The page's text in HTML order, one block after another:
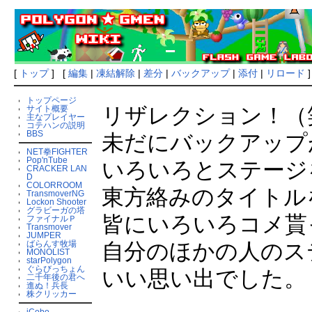
[ トップ] [ 編集| 凍結解除 | 差分| バックアップ| 添付| リロード
トップページ
サイト概要
主なプレイヤー
コテハンの説明
BBS
NET拳FIGHTER
Pop'nTube
CRACKER LAN
D
COLORROOM
TransmoverNG
Lockon Shooter
グラビーガの塔
ファイナルＰ
Transmover
JUMPER
ばらんす牧場
MONOLIST
starPolygon
ぐらびっちょん
二千年後の君へ
進ぬ！兵長
株クリッカー
リザレクション！
未だにバックアッ
いろいろとステー
東方絡みのタイト
皆にいろいろコメ
自分のほかの人の
いい思い出でした。